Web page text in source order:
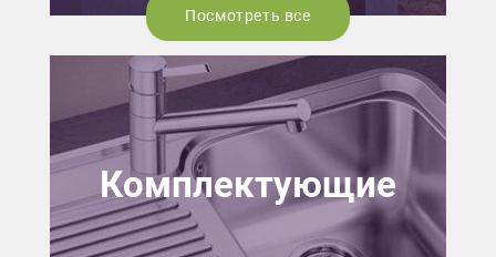
Посмотреть все
Комплектующие